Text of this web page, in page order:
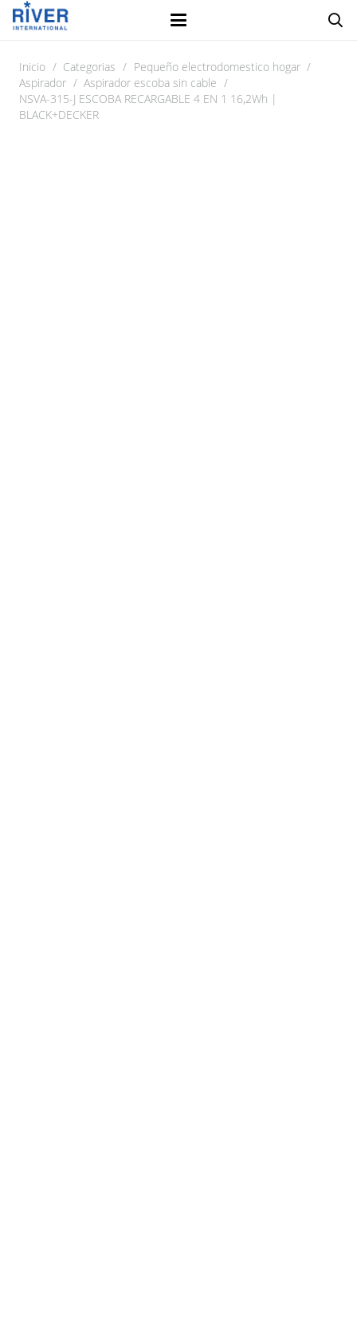
Inicio / Categorias / Pequeño electrodomestico hogar /
Aspirador / Aspirador escoba sin cable /
NSVA-315-J ESCOBA RECARGABLE 4 EN 1 16,2Wh |
BLACK+DECKER